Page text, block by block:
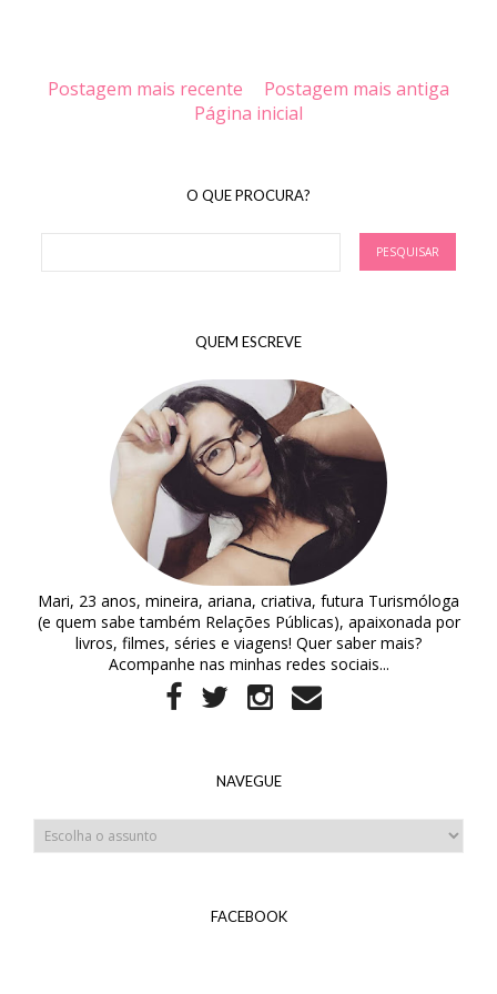
Postagem mais recente
Postagem mais antiga
Página inicial
O QUE PROCURA?
QUEM ESCREVE
Mari, 23 anos, mineira, ariana, criativa, futura Turismóloga
(e quem sabe também Relações Públicas), apaixonada por
livros, filmes, séries e viagens! Quer saber mais?
Acompanhe nas minhas redes sociais...
NAVEGUE
FACEBOOK